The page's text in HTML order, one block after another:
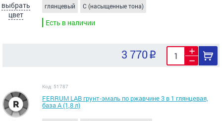
выбрать
цвет
глянцевый C (насыщенные тона)
Есть в наличии
3 770
Код: 51787
FERRUM LAB грунт-эмаль по ржавчине 3 в 1 глянцевая,
база А (1,8 л)